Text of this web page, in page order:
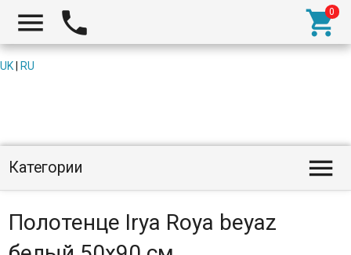
  
UK RU
Категории 
Полотенце Irya Roya beyaz